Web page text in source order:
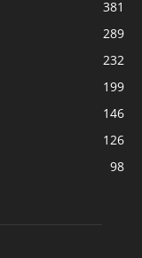
381
289
232
199
146
126
98